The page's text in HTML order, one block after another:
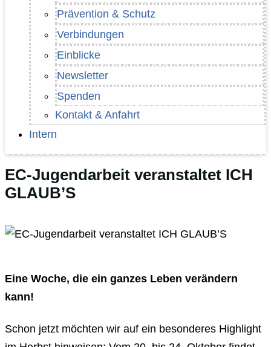
Prävention & Schutz
Verbindungen
Einblicke
Newsletter
Spenden
Kontakt & Anfahrt
Intern
EC-Jugendarbeit veranstaltet ICH
GLAUB’S
Eine Woche, die ein ganzes Leben verändern
kann!
Schon jetzt möchten wir auf ein besonderes Highlight